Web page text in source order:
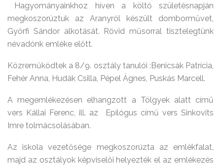
Hagyományainkhoz híven a költő születésnapján
megkoszorúztuk az Aranyról készült domborművet,
Györfi Sándor alkotását. Rövid műsorral tisztelegtünk
névadónk emléke előtt.
Közreműködtek a 8/9. osztály tanulói :Benicsák Patrícia,
Fehér Anna, Hudák Csilla, Pépel Ágnes, Puskás Marcell.
A megemlékezésen elhangzott a Tölgyek alatt című
vers Kállai Ferenc, ill. az Epilógus című vers Sinkovits
Imre tolmácsolásában.
Az iskola vezetősége megkoszorúzta az emlékfalat,
majd az osztályok képviselői helyezték el az emlékezés